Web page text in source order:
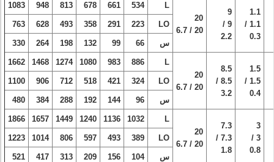
1.1
1.1 /
0.3
9
9 /
2.2
20
20 / 6.7
L
534
661
678
813
948
1083
LO
223
291
358
493
628
763
س 66
99
132
198
264
330
1.5
1.5 /
0.4
8.5
8.5 /
3.2
20
20 / 6.7
L
886
983
1080
1274
1468
1662
LO
324
421
518
712
906
1100
س 96
144
192
288
384
480
3
3 /
0.8
7.3
7.3 /
1.8
20
20 / 6.7
L
1032
1136
1240
1449
1657
1866
LO
389
493
597
806
1014
1223
س 104
156
209
313
417
521